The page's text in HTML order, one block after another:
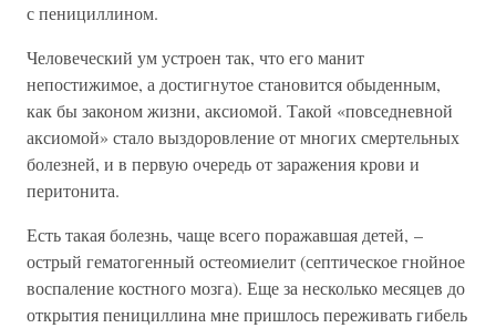
с пенициллином.
Человеческий ум устроен так, что его манит
непостижимое, а достигнутое становится обыденным,
как бы законом жизни, аксиомой. Такой «повседневной
аксиомой» стало выздоровление от многих смертельных
болезней, и в первую очередь от заражения крови и
перитонита.
Есть такая болезнь, чаще всего поражавшая детей, –
острый гематогенный остеомиелит (септическое гнойное
воспаление костного мозга). Еще за несколько месяцев до
открытия пенициллина мне пришлось переживать гибель